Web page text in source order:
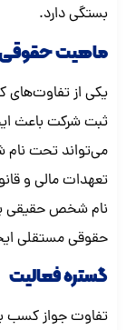
بستگی دارد.
ماهیت
یکی از تفاوت‌های
ثبت شرکت باعث
می‌تواند تحت نام
تعهدات مالی و
نام شخص
حقوقی مستقلی
گستره فعالیت
تفاوت جواز کسب